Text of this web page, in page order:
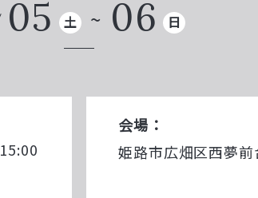
05 土 06 日
15:00
会場：
姫路市広畑区西夢